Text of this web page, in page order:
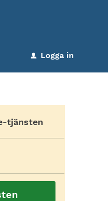
u Logga in
tjänsten